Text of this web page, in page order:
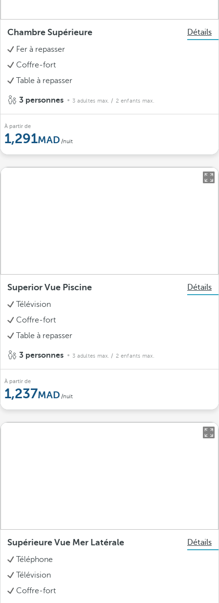
Chambre Supérieure
Détails
Fer à repasser
Coffre-fort
Table à repasser
3 personnes 3 adultes max. / 2 enfants max.
À partir de
1,291 /nuit
Superior Vue Piscine
Détails
Télévision
Coffre-fort
Table à repasser
3 personnes 3 adultes max. / 2 enfants max.
À partir de
1,237 /nuit
Supérieure Vue Mer Latérale
Détails
Téléphone
Télévision
Coffre-fort